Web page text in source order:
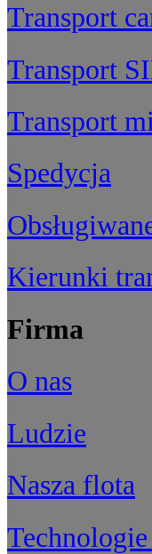
Transport
Transport
Transport
Spedycja
Kierunki
Firma
O nas
Ludzie
Nasza flota